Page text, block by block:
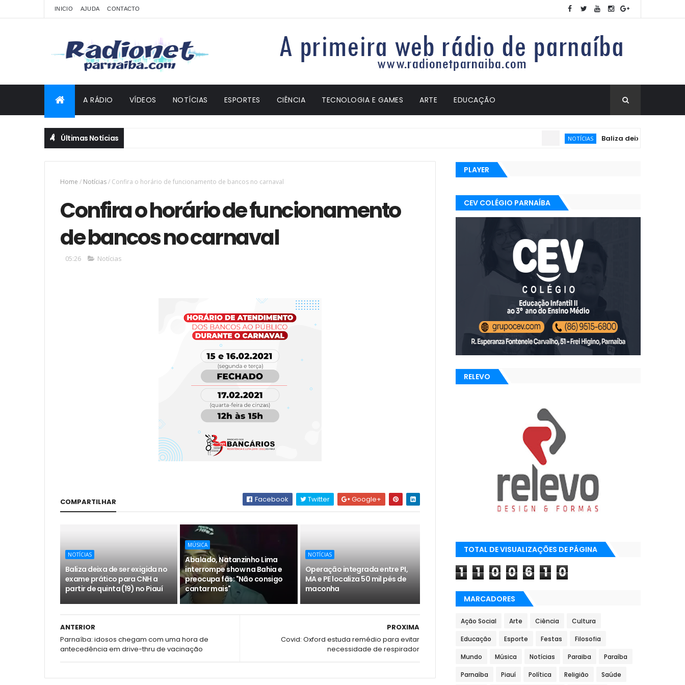
INICIO AJUDA CONTACTO
A RÁDIO VÍDEOS NOTÍCIAS ESPORTES CIÊNCIA TECNOLOGIA E GAMES ARTE EDUCAÇÃO
Últimas Notícias NOTÍCIAS Baliza deixa de ser
Home / Notícias/ Confira o horário de funcionamento de bancos no carnaval
Confira o horário de funcionamento
de bancos no carnaval
05:26 Notícias
COMPARTILHAR Facebook Twitter Google+
NOTÍCIAS
Baliza deixa de ser exigida no
exame prático para CNH a
partir de quinta (19) no Piauí
MÚSICA
Abalado, Natanzinho Lima
interrompe show na Bahia e
preocupa fãs: "Não consigo
cantar mais"
NOTÍCIAS
Operação integrada entre PI,
MA e PE localiza 50 mil pés de
maconha
PROXIMA
Covid: Oxford estuda remédio para evitar
necessidade de respirador
ANTERIOR
Parnaíba: idosos chegam com uma hora de
antecedência em drive-thru de vacinação
PLAYER
CEV COLÉGIO PARNAÍBA
RELEVO
TOTAL DE VISUALIZAÇÕES DE PÁGINA
1 1 0 0 6 1 0
MARCADORES
Ação Social Arte Ciência Cultura
Educação Esporte Festas Filosofia
Mundo Música Notícias Paraiba Paraíba
Parnaíba Piauí Política Religião Saúde